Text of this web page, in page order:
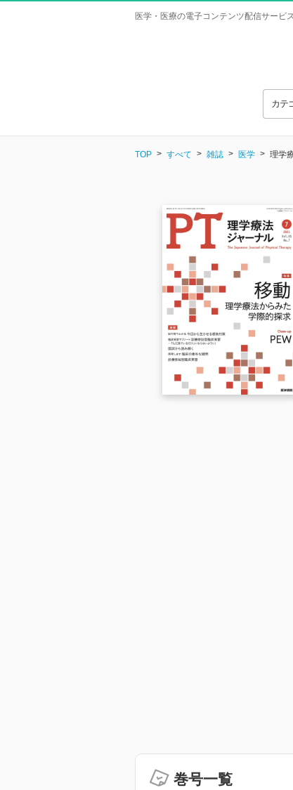
医学・医療の電子コンテンツ配信サービ
カテ
TOP すべて 雑誌 医学 理学
巻号一覧